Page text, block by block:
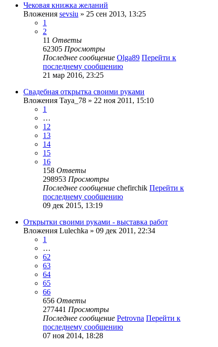
Чековая книжка желаний
Вложения sevsiu » 25 сен 2013, 13:25
1
2
11 Ответы
62305 Просмотры
Последнее сообщение Olga89 Перейти к
последнему сообщению
21 мар 2016, 23:25
Свадебная открытка своими руками
Вложения Taya_78 » 22 ноя 2011, 15:10
1
…
12
13
14
15
16
158 Ответы
298953 Просмотры
Последнее сообщение chefirchik Перейти к
последнему сообщению
09 дек 2015, 13:19
Открытки своими руками - выставка работ
Вложения Lulechka » 09 дек 2011, 22:34
1
…
62
63
64
65
66
656 Ответы
277441 Просмотры
Последнее сообщение Petrovna Перейти к
последнему сообщению
07 ноя 2014, 18:28